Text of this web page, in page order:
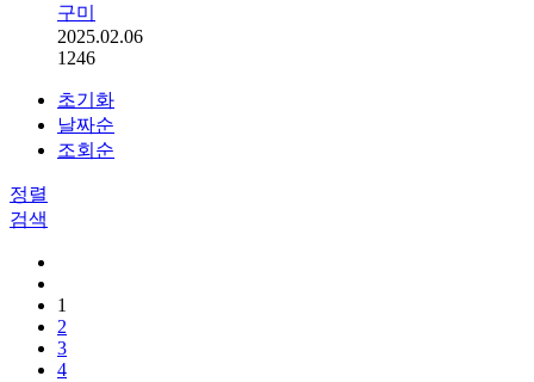
구미
2025.02.06
1246
초기화
날짜순
조회순
정렬
검색
1
2
3
4